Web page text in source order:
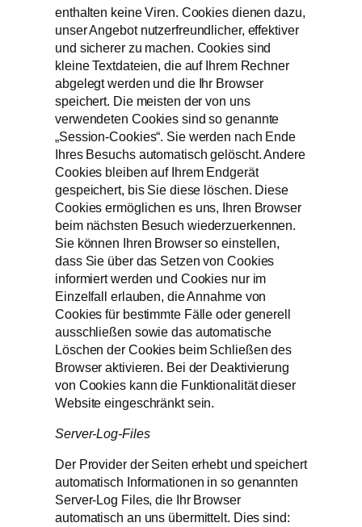
enthalten keine Viren. Cookies dienen dazu,
unser Angebot nutzerfreundlicher, effektiver
und sicherer zu machen. Cookies sind
kleine Textdateien, die auf Ihrem Rechner
abgelegt werden und die Ihr Browser
speichert. Die meisten der von uns
verwendeten Cookies sind so genannte
„Session-Cookies“. Sie werden nach Ende
Ihres Besuchs automatisch gelöscht. Andere
Cookies bleiben auf Ihrem Endgerät
gespeichert, bis Sie diese löschen. Diese
Cookies ermöglichen es uns, Ihren Browser
beim nächsten Besuch wiederzuerkennen.
Sie können Ihren Browser so einstellen,
dass Sie über das Setzen von Cookies
informiert werden und Cookies nur im
Einzelfall erlauben, die Annahme von
Cookies für bestimmte Fälle oder generell
ausschließen sowie das automatische
Löschen der Cookies beim Schließen des
Browser aktivieren. Bei der Deaktivierung
von Cookies kann die Funktionalität dieser
Website eingeschränkt sein.
Server-Log-Files
Der Provider der Seiten erhebt und speichert
automatisch Informationen in so genannten
Server-Log Files, die Ihr Browser
automatisch an uns übermittelt. Dies sind: